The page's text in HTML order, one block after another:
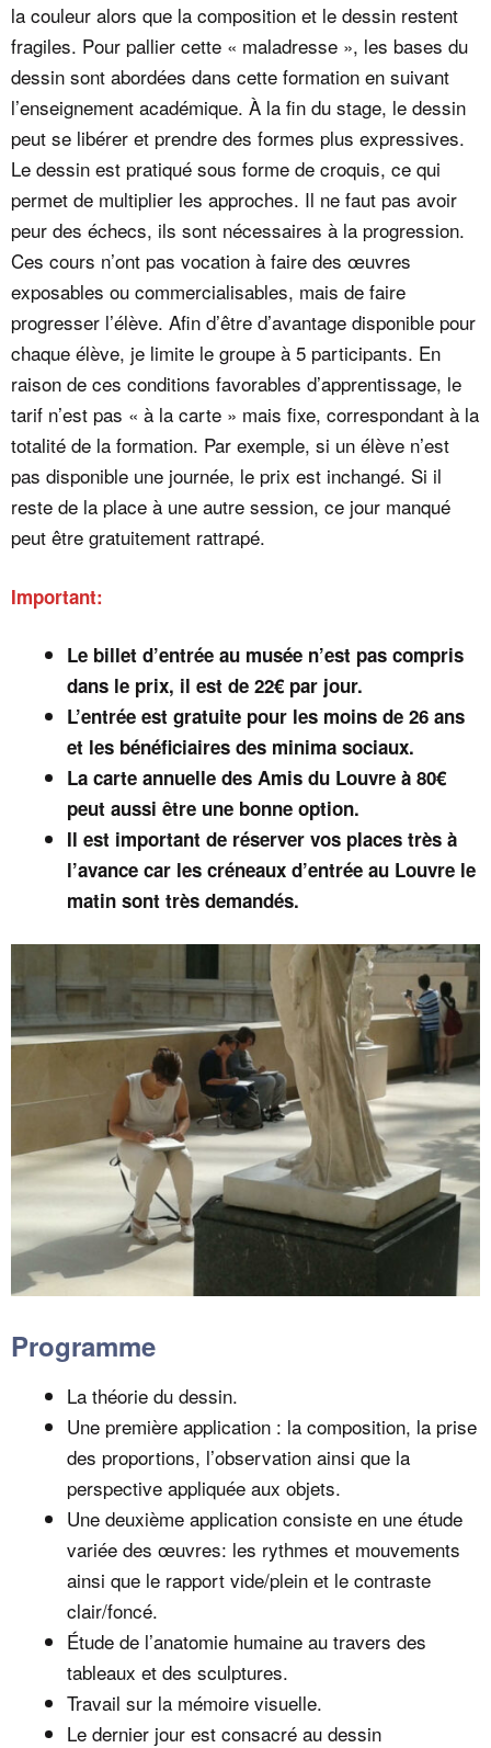
la couleur alors que la composition et le dessin restent
fragiles. Pour pallier cette « maladresse », les bases du
dessin sont abordées dans cette formation en suivant
l’enseignement académique. À la fin du stage, le dessin
peut se libérer et prendre des formes plus expressives.
Le dessin est pratiqué sous forme de croquis, ce qui
permet de multiplier les approches. Il ne faut pas avoir
peur des échecs, ils sont nécessaires à la progression.
Ces cours n’ont pas vocation à faire des œuvres
exposables ou commercialisables, mais de faire
progresser l’élève. Afin d’être d’avantage disponible pour
chaque élève, je limite le groupe à 5 participants. En
raison de ces conditions favorables d’apprentissage, le
tarif n’est pas « à la carte » mais fixe, correspondant à la
totalité de la formation. Par exemple, si un élève n’est
pas disponible une journée, le prix est inchangé. Si il
reste de la place à une autre session, ce jour manqué
peut être gratuitement rattrapé.
Important:
Le billet d’entrée au musée n’est pas compris
dans le prix, il est de 22€ par jour.
L’entrée est gratuite pour les moins de 26 ans
et les bénéficiaires des minima sociaux.
La carte annuelle des Amis du Louvre à 80€
peut aussi être une bonne option.
Il est important de réserver vos places très à
l’avance car les créneaux d’entrée au Louvre le
matin sont très demandés.
Programme
La théorie du dessin.
Une première application : la composition, la prise
des proportions, l’observation ainsi que la
perspective appliquée aux objets.
Une deuxième application consiste en une étude
variée des œuvres: les rythmes et mouvements
ainsi que le rapport vide/plein et le contraste
clair/foncé.
Étude de l’anatomie humaine au travers des
tableaux et des sculptures.
Travail sur la mémoire visuelle.
Le dernier jour est consacré au dessin